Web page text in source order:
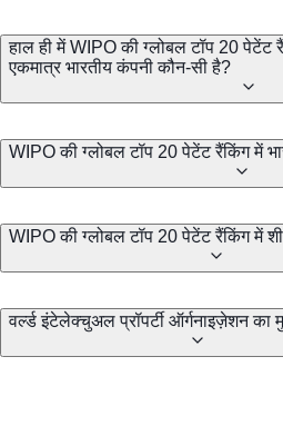
हाल ही में WIPO की ग्लोबल टॉप 20 पेटेंट
एकमात्र भारतीय कंपनी कौन-सी है?
WIPO की ग्लोबल टॉप 20 पेटेंट रैंकिंग में
WIPO की ग्लोबल टॉप 20 पेटेंट रैंकिंग में
वर्ल्ड इंटेलेक्चुअल प्रॉपर्टी ऑर्गनाइज़ेशन का